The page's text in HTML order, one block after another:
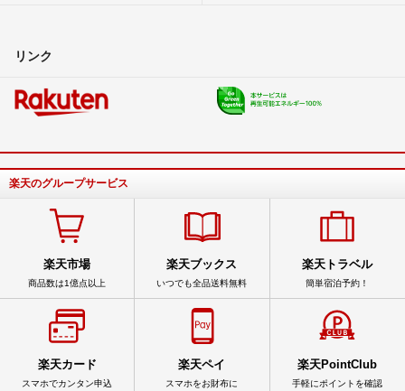
リンク
楽天のグループサービス
楽天市場
商品数は1億点以上
楽天ブックス
いつでも全品送料無料
楽天トラベル
簡単宿泊予約！
楽天カード
スマホでカンタン申込
楽天ペイ
スマホをお財布に
楽天PointClub
手軽にポイントを確認